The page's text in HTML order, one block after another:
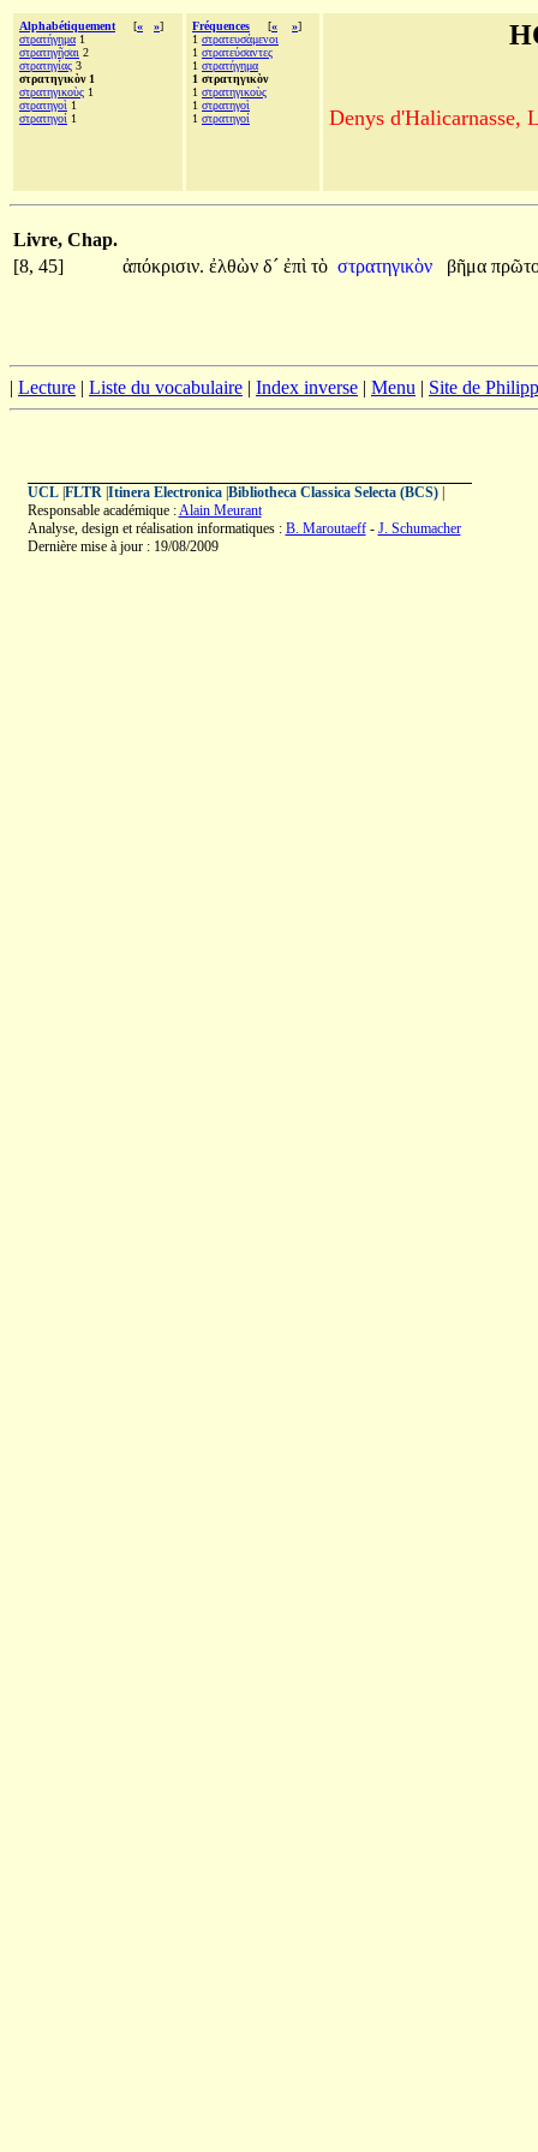
Alphabétiquement [« »]
στρατήγημα 1
στρατηγῆσαι 2
στρατηγίας 3
στρατηγικὸν 1
στρατηγικοὺς 1
στρατηγοὶ 1
στρατηγοί 1
Fréquences [« »]
1 στρατευσάμενοι
1 στρατεύσαντες
1 στρατήγημα
1 στρατηγικὸν
1 στρατηγικοὺς
1 στρατηγοὶ
1 στρατηγοί Denys d'Halicarnasse,
Livre, Chap.
[8, 45]
ἀπόκρισιν. ἐλθὼν δ´ ἐπὶ τὸ στρατηγικὸν βῆμα
| Lecture | Liste du vocabulaire | Index inverse | Menu | Site de
UCL| FLTR| Itinera Electronica| Bibliotheca Classica Selecta (BCS)|
Responsable académique :Alain Meurant
Analyse, design et réalisation informatiques : B. Maroutaeff- J. Schumacher
Dernière mise à jour : 19/08/2009